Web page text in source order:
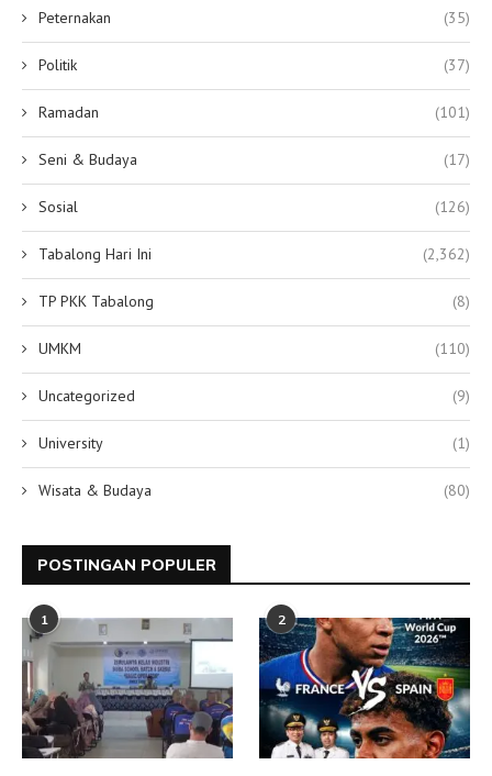
Peternakan (35)
Politik (37)
Ramadan (101)
Seni & Budaya (17)
Sosial (126)
Tabalong Hari Ini (2,362)
TP PKK Tabalong (8)
UMKM (110)
Uncategorized (9)
University (1)
Wisata & Budaya (80)
POSTINGAN POPULER
1 2